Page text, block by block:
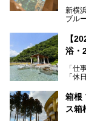
新横
ブル
的な
今回
を見
サウ
リの
内の
【
浴・
「仕
「休
たい
そん
箱根
ス箱